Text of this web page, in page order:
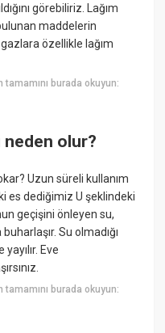
görebiliriz. Lağım
maddelerin
özellikle lağım
tamamını burada okuyun:
olur?
Uzun süreli kullanım
es dediğimiz U şeklindeki
geçişini önleyen su,
Su olmadığı
Eve
tamamını burada okuyun: